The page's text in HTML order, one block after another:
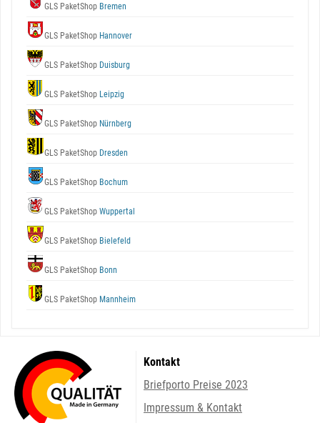
GLS PaketShop Bremen
GLS PaketShop Hannover
GLS PaketShop Duisburg
GLS PaketShop Leipzig
GLS PaketShop Nürnberg
GLS PaketShop Dresden
GLS PaketShop Bochum
GLS PaketShop Wuppertal
GLS PaketShop Bielefeld
GLS PaketShop Bonn
GLS PaketShop Mannheim
Kontakt
Briefporto Preise 2023
Impressum & Kontakt